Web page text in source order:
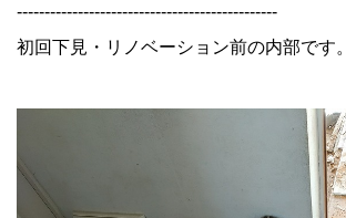
-----------------------------------------------
初回下見・リノベーション前の内部です。